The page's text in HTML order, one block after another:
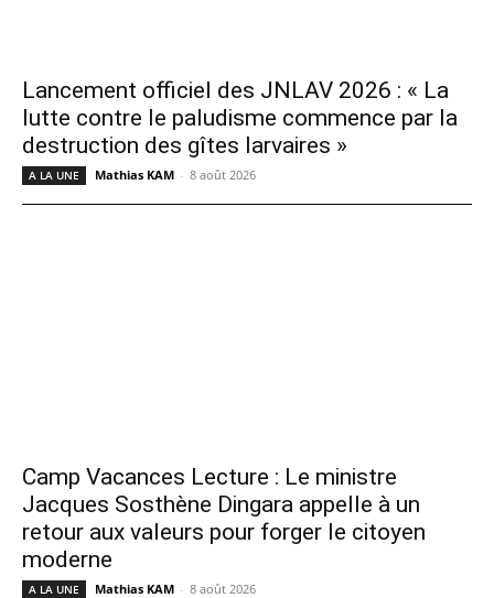
Lancement officiel des JNLAV 2026 : « La
lutte contre le paludisme commence par la
destruction des gîtes larvaires »
A LA UNE Mathias KAM - 8 août 2026
Camp Vacances Lecture : Le ministre
Jacques Sosthène Dingara appelle à un
retour aux valeurs pour forger le citoyen
moderne
A LA UNE Mathias KAM - 8 août 2026